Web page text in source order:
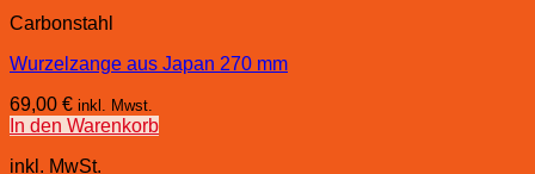
Carbonstahl
Wurzelzange aus Japan 270 mm
69,00 € inkl. Mwst.
In den Warenkorb
inkl. MwSt.